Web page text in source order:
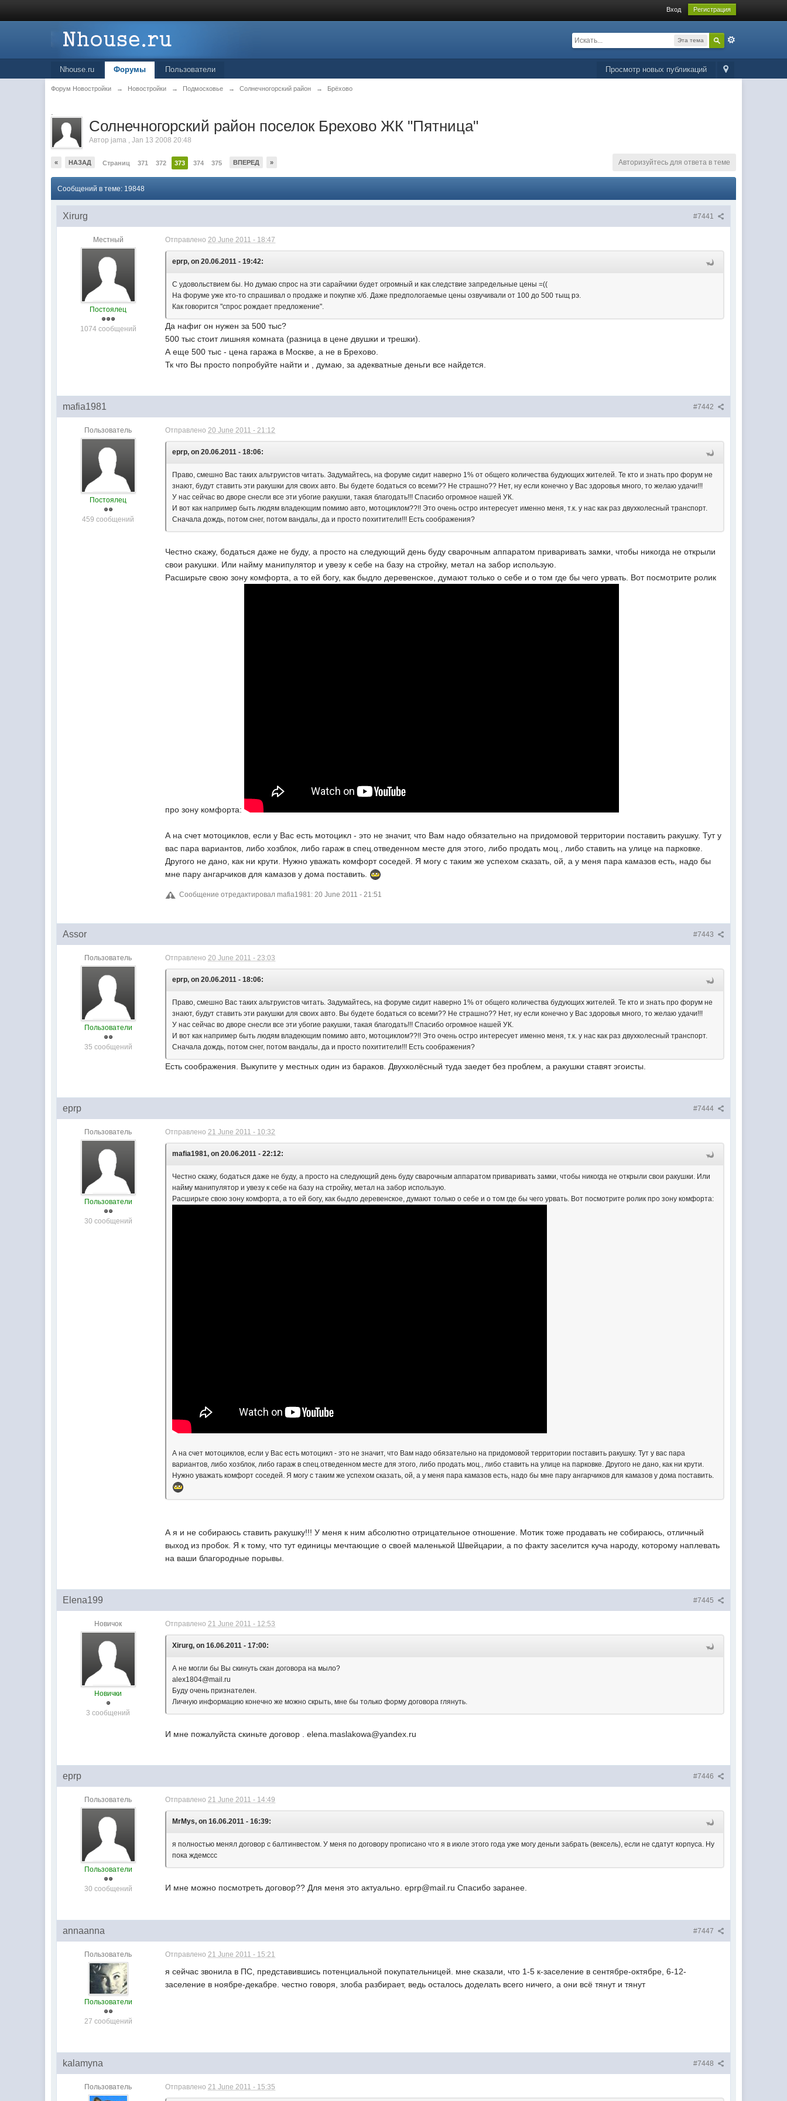
Вход Регистрация
Эта тема
Просмотр новых публикаций
Nhouse.ru Форумы Пользователи
Форум Новостройки → Новостройки → Подмосковье → Солнечногорский район → Брёхово
.
Cолнечногорский район поселок Брехово ЖК "Пятница"
Автор jama ,Jan 13 2008 20:48
« НАЗАД Страниц 371 372 373 374 375 ВПЕРЕД » Авторизуйтесь для ответа в теме
Сообщений в теме: 19848
#7441
Xirurg
Местный
Постоялец
1074 сообщений
Отправлено20 June 2011 - 18:47
eprp, on 20.06.2011 - 19:42:
С удовольствием бы. Но думаю спрос на эти сарайчики будет огромный и как следствие запредельные цены =((
На форуме уже кто-то спрашивал о продаже и покупке х/б. Даже предпологаемые цены озвучивали от 100 до 500 тыщ рэ.
Как говорится "спрос рождает предложение".
Да нафиг он нужен за 500 тыс?
500 тыс стоит лишняя комната (разница в цене двушки и трешки).
А еще 500 тыс - цена гаража в Москве, а не в Брехово.
Тк что Вы просто попробуйте найти и , думаю, за адекватные деньги все найдется.
#7442
mafia1981
Пользователь
Постоялец
459 сообщений
Отправлено20 June 2011 - 21:12
eprp, on 20.06.2011 - 18:06:
Право, смешно Вас таких альтруистов читать. Задумайтесь, на форуме сидит наверно 1% от общего количества будующих жителей. Те кто и знать про форум не
знают, будут ставить эти ракушки для своих авто. Вы будете бодаться со всеми?? Не страшно?? Нет, ну если конечно у Вас здоровья много, то желаю удачи!!!
У нас сейчас во дворе снесли все эти убогие ракушки, такая благодать!!! Спасибо огромное нашей УК.
И вот как например быть людям владеющим помимо авто, мотоциклом??!! Это очень остро интересует именно меня, т.к. у нас как раз двухколесный транспорт.
Сначала дождь, потом снег, потом вандалы, да и просто похитители!!! Есть соображения?
Честно скажу, бодаться даже не буду, а просто на следующий день буду сварочным аппаратом приваривать замки, чтобы никогда не открыли
свои ракушки. Или найму манипулятор и увезу к себе на базу на стройку, метал на забор использую.
Расширьте свою зону комфорта, а то ей богу, как быдло деревенское, думают только о себе и о том где бы чего урвать. Вот посмотрите ролик
про зону комфорта:
А на счет мотоциклов, если у Вас есть мотоцикл - это не значит, что Вам надо обязательно на придомовой территории поставить ракушку. Тут у
вас пара вариантов, либо хозблок, либо гараж в спец.отведенном месте для этого, либо продать моц., либо ставить на улице на парковке.
Другого не дано, как ни крути. Нужно уважать комфорт соседей. Я могу с таким же успехом сказать, ой, а у меня пара камазов есть, надо бы
мне пару ангарчиков для камазов у дома поставить.
Сообщение отредактировал mafia1981: 20 June 2011 - 21:51
#7443
Assor
Пользователь
Пользователи
35 сообщений
Отправлено20 June 2011 - 23:03
eprp, on 20.06.2011 - 18:06:
Право, смешно Вас таких альтруистов читать. Задумайтесь, на форуме сидит наверно 1% от общего количества будующих жителей. Те кто и знать про форум не
знают, будут ставить эти ракушки для своих авто. Вы будете бодаться со всеми?? Не страшно?? Нет, ну если конечно у Вас здоровья много, то желаю удачи!!!
У нас сейчас во дворе снесли все эти убогие ракушки, такая благодать!!! Спасибо огромное нашей УК.
И вот как например быть людям владеющим помимо авто, мотоциклом??!! Это очень остро интересует именно меня, т.к. у нас как раз двухколесный транспорт.
Сначала дождь, потом снег, потом вандалы, да и просто похитители!!! Есть соображения?
Есть соображения. Выкупите у местных один из бараков. Двухколёсный туда заедет без проблем, а ракушки ставят эгоисты.
#7444
eprp
Пользователь
Пользователи
30 сообщений
Отправлено21 June 2011 - 10:32
mafia1981, on 20.06.2011 - 22:12:
Честно скажу, бодаться даже не буду, а просто на следующий день буду сварочным аппаратом приваривать замки, чтобы никогда не открыли свои ракушки. Или
найму манипулятор и увезу к себе на базу на стройку, метал на забор использую.
Расширьте свою зону комфорта, а то ей богу, как быдло деревенское, думают только о себе и о том где бы чего урвать. Вот посмотрите ролик про зону комфорта:
А на счет мотоциклов, если у Вас есть мотоцикл - это не значит, что Вам надо обязательно на придомовой территории поставить ракушку. Тут у вас пара
вариантов, либо хозблок, либо гараж в спец.отведенном месте для этого, либо продать моц., либо ставить на улице на парковке. Другого не дано, как ни крути.
Нужно уважать комфорт соседей. Я могу с таким же успехом сказать, ой, а у меня пара камазов есть, надо бы мне пару ангарчиков для камазов у дома поставить.
А я и не собираюсь ставить ракушку!!! У меня к ним абсолютно отрицательное отношение. Мотик тоже продавать не собираюсь, отличный
выход из пробок. Я к тому, что тут единицы мечтающие о своей маленькой Швейцарии, а по факту заселится куча народу, которому наплевать
на ваши благородные порывы.
#7445
Elena199
Новичок
Новички
3 сообщений
Отправлено21 June 2011 - 12:53
Xirurg, on 16.06.2011 - 17:00:
А не могли бы Вы скинуть скан договора на мыло?
alex1804@mail.ru
Буду очень признателен.
Личную информацию конечно же можно скрыть, мне бы только форму договора глянуть.
И мне пожалуйста скиньте договор . elena.maslakowa@yandex.ru
#7446
eprp
Пользователь
Пользователи
30 сообщений
Отправлено21 June 2011 - 14:49
MrMys, on 16.06.2011 - 16:39:
я полностью менял договор с балтинвестом. У меня по договору прописано что я в июле этого года уже могу деньги забрать (вексель), если не сдатут корпуса. Ну
пока ждемссс
И мне можно посмотреть договор?? Для меня это актуально. eprp@mail.ru Спасибо заранее.
#7447
annaanna
Пользователь
Пользователи
27 сообщений
Отправлено21 June 2011 - 15:21
я сейчас звонила в ПС, представившись потенциальной покупательницей. мне сказали, что 1-5 к-заселение в сентябре-октябре, 6-12-
заселение в ноябре-декабре. честно говоря, злоба разбирает, ведь осталось доделать всего ничего, а они всё тянут и тянут
#7448
kalamyna
Пользователь Отправлено21 June 2011 - 15:35